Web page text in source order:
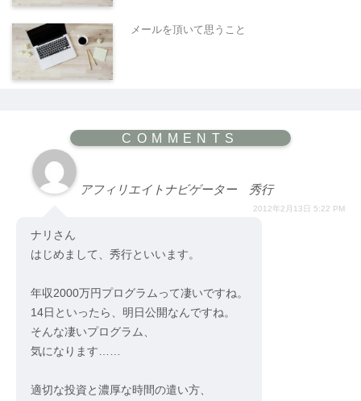
メールを頂いて思うこと
アフィリエイトナビゲーター 秀行
2012年2月13日 5:22 PM
ナリさん
はじめまして、秀行といいます。
年収2000万円プログラムって凄いですね。
14日といったら、明日公開なんですね。
そんな凄いプログラム、
気になります……
適切な投資と濃厚な時間の遣い方、